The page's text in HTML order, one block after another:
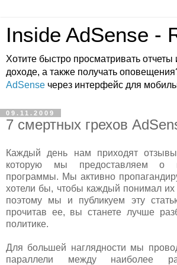
Inside AdSense -
Хотите быстро просматривать отчеты
доходе, а также получать
AdSense через интерфейс для
09.11.2009
7 смертных грехов
Каждый день нам приходят
которую мы предоставляем о
программы. Мы активно
хотели бы, чтобы каждый понимал
поэтому мы и публикуем эту
прочитав ее, вы станете лучше
политике.
Для большей наглядности мы
параллели между наиболее